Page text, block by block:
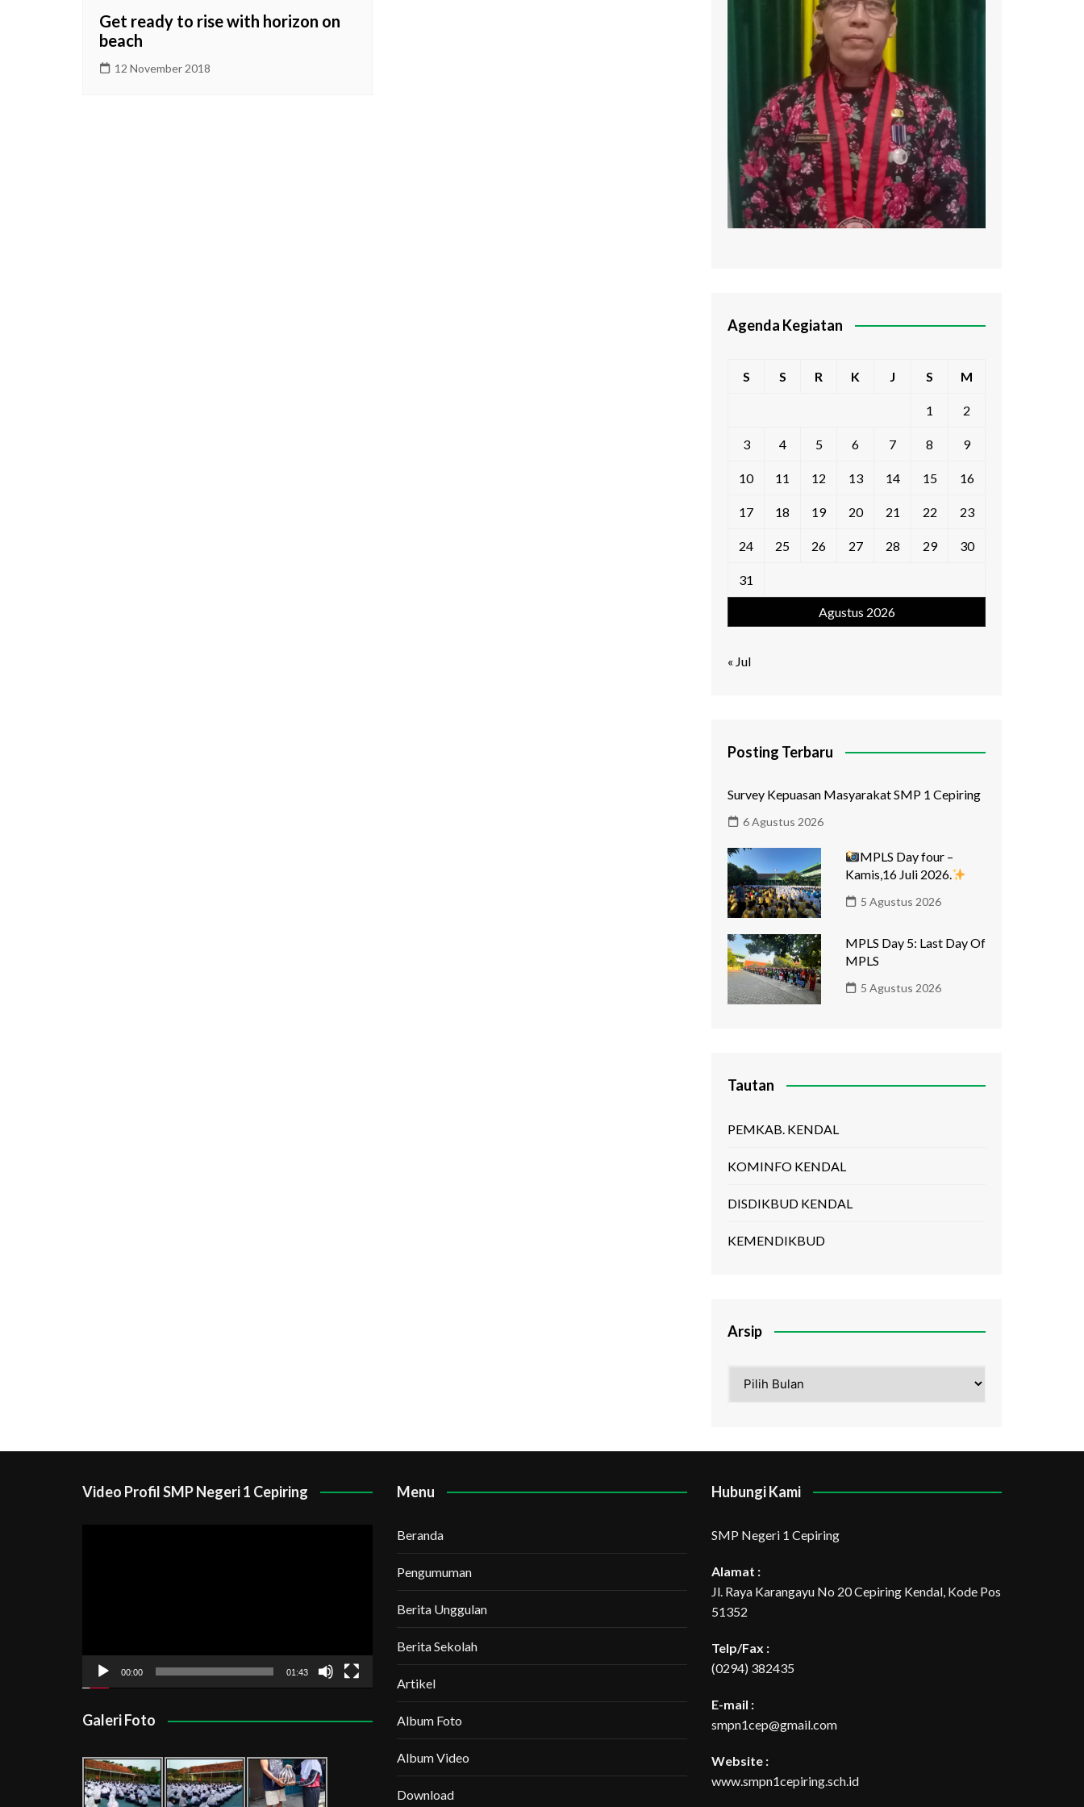
Prestasi Sekolah
Get ready to rise with horizon on
beach
12 November 2018
Agenda Kegiatan
Agustus 2026
S S R K J S M
1 2
3 4 5 6 7 8 9
10 11 12 13 14 15 16
17 18 19 20 21 22 23
24 25 26 27 28 29 30
31
« Jul
Posting Terbaru
Survey Kepuasan Masyarakat SMP 1 Cepiring
6 Agustus 2026
MPLS Day four –
Kamis,16 Juli 2026.
5 Agustus 2026
MPLS Day 5: Last Day Of
MPLS
5 Agustus 2026
Tautan
PEMKAB. KENDAL
KOMINFO KENDAL
DISDIKBUD KENDAL
KEMENDIKBUD
Arsip
Video Profil SMP Negeri 1 Cepiring
00:00 01:43
Galeri Foto
Menu
Beranda
Pengumuman
Berita Unggulan
Berita Sekolah
Artikel
Album Foto
Album Video
Download
Hubungi Kami
SMP Negeri 1 Cepiring
Alamat :
Jl. Raya Karangayu No 20 Cepiring Kendal, Kode Pos
51352
Telp/Fax :
(0294) 382435
E-mail :
smpn1cep@gmail.com
Website :
www.smpn1cepiring.sch.id